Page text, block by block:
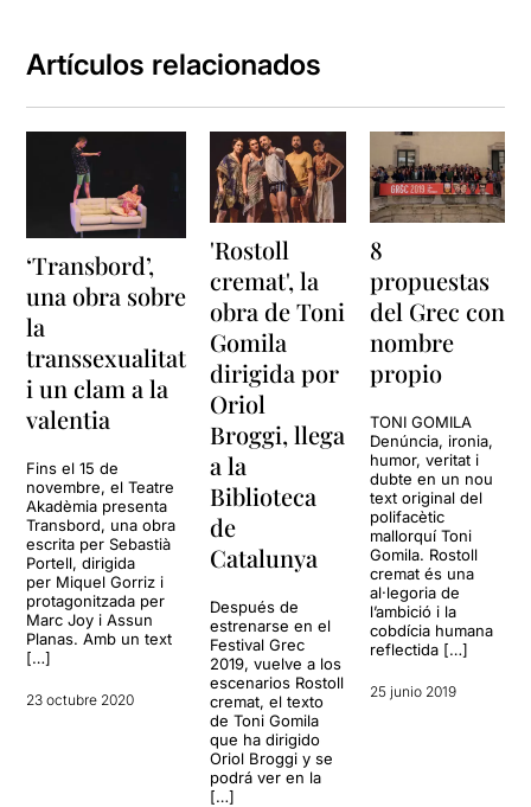
Artículos relacionados
‘Transbord’,
una obra sobre
la
transsexualitat
i un clam a la
valentia
Fins el 15 de
novembre, el Teatre
Akadèmia presenta
Transbord, una obra
escrita per Sebastià
Portell, dirigida
per Miquel Gorriz i
protagonitzada per
Marc Joy i Assun
Planas. Amb un text
[…]
23 octubre 2020
'Rostoll
cremat', la
obra de Toni
Gomila
dirigida por
Oriol
Broggi, llega
a la
Biblioteca
de
Catalunya
Después de
estrenarse en el
Festival Grec
2019, vuelve a los
escenarios Rostoll
cremat, el texto
de Toni Gomila
que ha dirigido
Oriol Broggi y se
podrá ver en la
[…]
8
propuestas
del Grec con
nombre
propio
TONI GOMILA
Denúncia, ironia,
humor, veritat i
dubte en un nou
text original del
polifacètic
mallorquí Toni
Gomila. Rostoll
cremat és una
al·legoria de
l’ambició i la
cobdícia humana
reflectida […]
25 junio 2019